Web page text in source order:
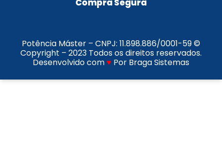
Potência Máster – CNPJ: 11.898.886/0001-59©
Copyright – 2023 Todos os direitos reservados.
Desenvolvido com♥ Por Braga Sistemas